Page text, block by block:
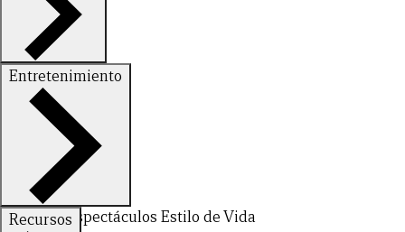
FinanzasOpinión
Entretenimiento
DeportesEspectáculos Estilo de Vida
Recursos
CERRAR
X